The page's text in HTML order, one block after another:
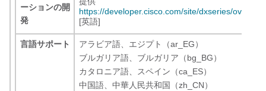
ーションの開
発
https://developer.cisco.com/site/dxseries/
[英語]
言語サポート
アラビア語、エジプト（ar_EG）
ブルガリア語、ブルガリア（bg_BG）
カタロニア語、スペイン（ca_ES）
中国語、中華人民共和国（zh_CN）